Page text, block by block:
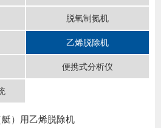
脱氧制氮机
乙烯脱除机
便携式分析仪
艇）用乙烯脱除机